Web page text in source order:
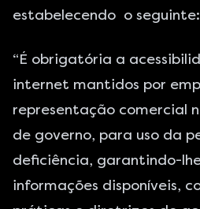
estabelecendo o seguinte:
“É obrigatória a
internet mantidos por
representação comercial
de governo, para uso da
deficiência, garantindo-
informações disponíveis,